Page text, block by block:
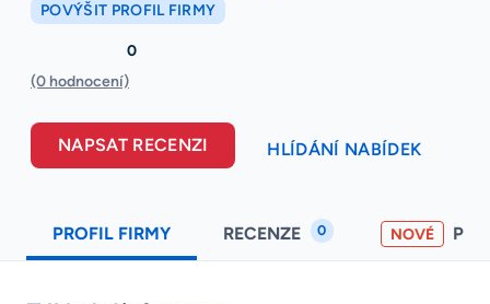
POVÝŠIT PROFIL FIRMY
0
(0 hodnocení)
NAPSAT RECENZI HLÍDÁNÍ NABÍDEK
PROFIL FIRMY RECENZE 0 NOVÉ